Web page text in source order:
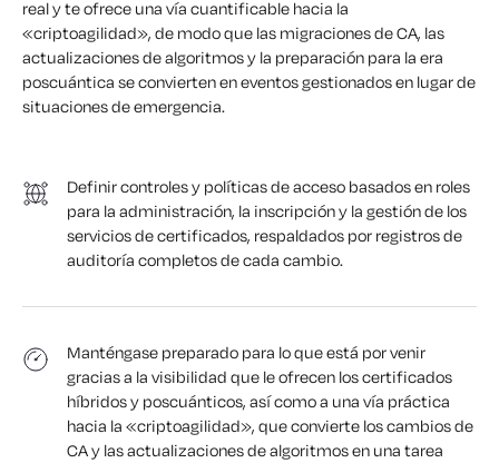
real y te ofrece una vía cuantificable hacia la
«criptoagilidad», de modo que las migraciones de CA, las
actualizaciones de algoritmos y la preparación para la era
poscuántica se convierten en eventos gestionados en lugar de
situaciones de emergencia.
Definir controles y políticas de acceso basados en roles
para la administración, la inscripción y la gestión de los
servicios de certificados, respaldados por registros de
auditoría completos de cada cambio.
Manténgase preparado para lo que está por venir
gracias a la visibilidad que le ofrecen los certificados
híbridos y poscuánticos, así como a una vía práctica
hacia la «criptoagilidad», que convierte los cambios de
CA y las actualizaciones de algoritmos en una tarea